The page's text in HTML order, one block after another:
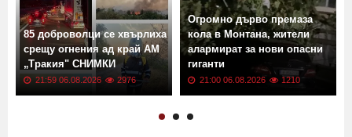
85 доброволци се хвърлиха
срещу огнения ад край АМ
„Тракия" СНИМКИ
21:59 06.08.2026 2976
Огромно дърво премаза
кола в Монтана, жители
алармират за нови опасни
гиганти
21:00 06.08.2026 1210